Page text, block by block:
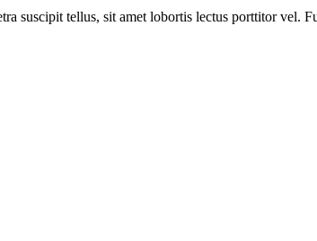
suscipit tellus, sit amet lobortis lectus porttitor vel.